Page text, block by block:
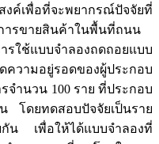
งค์เพื่อที่จะพยากรณ์ปัจจัยที่
ารขายสินค้าในพื้นที่ถนน
ใช้แบบจำลองถดถอยแบบ
วามอยู่รอดของผู้ประกอบ
จำนวน 100 ราย ที่ประกอบ
โดยทดสอบปัจจัยเป็นราย
น เพื่อให้ได้แบบจำลองที่